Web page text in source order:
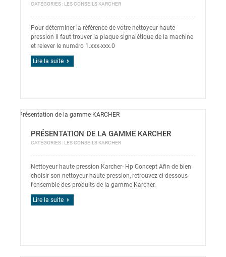
CATÉGORIES : LES CONSEILS KARCHER
Pour déterminer la référence de votre nettoyeur haute
pression il faut trouver la plaque signalétique de la machine
et relever le numéro 1.xxx-xxx.0
Lire la suite
PRÉSENTATION DE LA GAMME KARCHER
CATÉGORIES : LES CONSEILS KARCHER
Nettoyeur haute pression Karcher- Hp Concept Afin de bien
choisir son nettoyeur haute pression, retrouvez ci-dessous
l'ensemble des produits de la gamme Karcher.
Lire la suite